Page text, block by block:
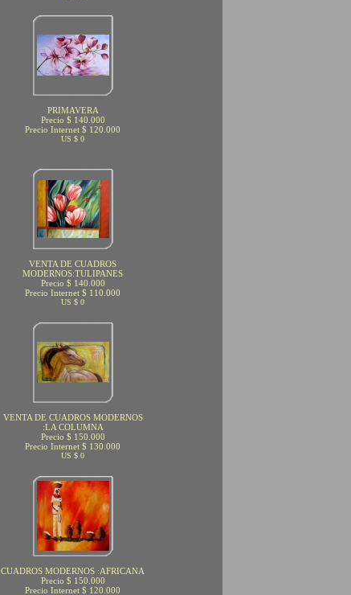
PRIMAVERA
Precio $ 140.000
Precio Internet $ 120.000
US $ 0
VENTA DE CUADROS
MODERNOS:TULIPANES
Precio $ 140.000
Precio Internet $ 110.000
US $ 0
VENTA DE CUADROS MODERNOS
:LA COLUMNA
Precio $ 150.000
Precio Internet $ 130.000
US $ 0
CUADROS MODERNOS :AFRICANA
Precio $ 150.000
Precio Internet $ 120.000